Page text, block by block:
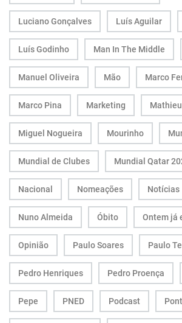
Luciano Gonçalves Luís Aguilar
Luís Godinho Man In The Middle
Manuel Oliveira Mão Marco
Marco Pina Marketing Mathieu
Miguel Nogueira Mourinho
Mundial de Clubes Mundial Qatar
Nacional Nomeações Notícias
Nuno Almeida Óbito Ontem já
Opinião Paulo Soares Paulo
Pedro Henriques Pedro Proença
Pepe PNED Podcast